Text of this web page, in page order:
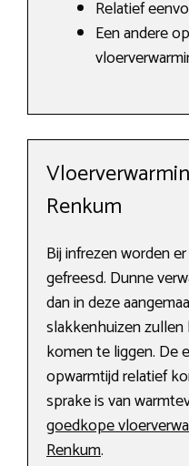
Relatief
Een andere
Renkum
Bij infrezen worden
gefreesd. Dunne
dan in deze
slakkenhuizen
komen te liggen. De
opwarmtijd relatief
sprake is van
goedkope
Renkum.